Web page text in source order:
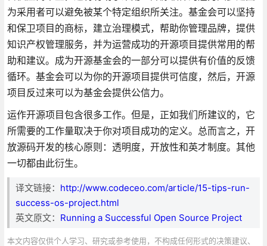
为采用者可以避免被某个特定组织所关注。基金会可以坚持
和保卫项目的商标，建立治理模式，帮助你管理品牌，提供
知识产权管理服务，并为运营成功的开源项目提供常用的帮
助和建议。成为开源基金会的一部分可以提供有价值的反馈
循环。基金会可以为你的开源项目提供可信度，然后，开源
项目反过来可以为基金会提供公信力。
运作开源项目包含很多工作。但是，正如我们所建议的，它
所需要的工作量取决于你对项目成功的定义。总而言之，开
放源码开发的核心原则：透明度，开放性和英才制度。其他
一切都由此衍生。
译文链接： http://www.codeceo.com/article/15-tips-run-
success-os-project.html
英文原文： Running a Successful Open Source Project
本文内容仅供个人学习、研究或参考使用，不构成任何形式的决策建议、